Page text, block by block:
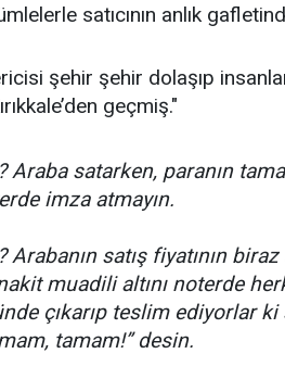
satıcının anlık
şehir şehir dolaşıp
geçmiş."
Araba satarken, paranın
imza atmayın.
Arabanın satış fiyatının
muadili altını noterde
çıkarıp teslim ediyorlar ki
tamam!” desin.